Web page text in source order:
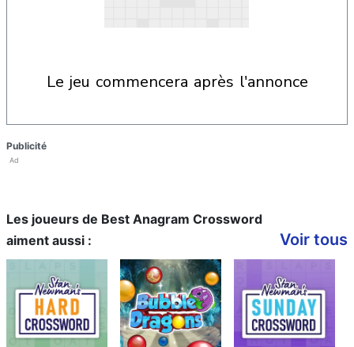
le jeu commencera après l'annonce
Publicité
Ad
Les joueurs de Best Anagram Crossword
aiment aussi :
Voir tous